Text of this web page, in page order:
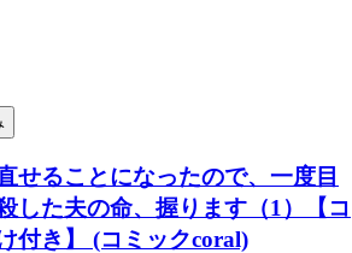
せることになったので、一度目
した夫の命、握ります（1）【コ
付き】 (コミックcoral)